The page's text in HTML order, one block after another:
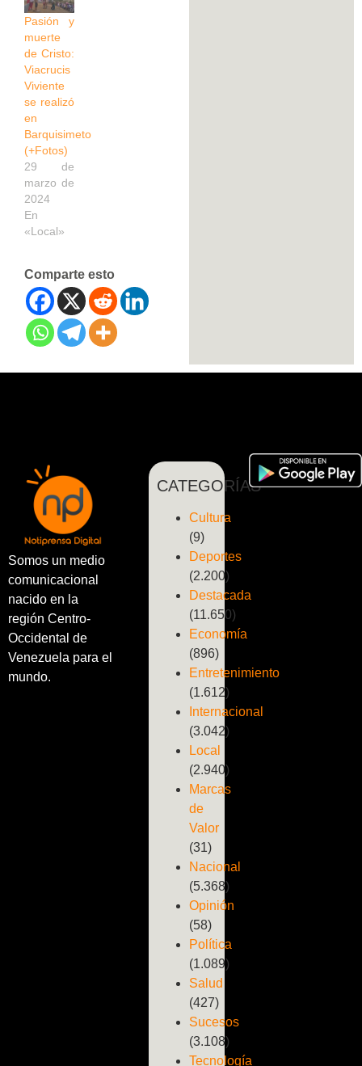
Pasión y
muerte
de Cristo:
Viacrucis
Viviente
se realizó
en
Barquisimeto
(+Fotos)
29 de
marzo de
2024
En
«Local»
Comparte esto
Somos un medio
comunicacional
nacido en la
región Centro-
Occidental de
Venezuela para el
mundo.
CATEGORÍAS
Cultura
(9)
Deportes
(2.200)
Destacada
(11.650)
Economía
(896)
Entretenimiento
(1.612)
Internacional
(3.042)
Local
(2.940)
Marcas
de
Valor
(31)
Nacional
(5.368)
Opinión
(58)
Política
(1.089)
Salud
(427)
Sucesos
(3.108)
Tecnología